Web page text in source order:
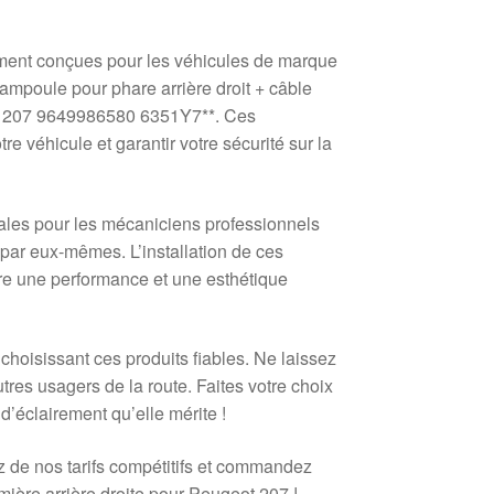
conçues pour les véhicules de marque
pour phare arrière droit + câble
9649986580 6351Y7**. Ces
véhicule et garantir votre sécurité sur la
pour les mécaniciens professionnels
eux-mêmes. L’installation de ces
une performance et une esthétique
ces produits fiables. Ne laissez
usagers de la route. Faites votre choix
qu’elle mérite !
nos tarifs compétitifs et commandez